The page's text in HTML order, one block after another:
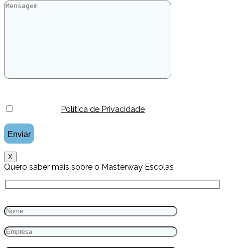
Política de Privacidade
X
Quero saber mais sobre o Masterway Escolas